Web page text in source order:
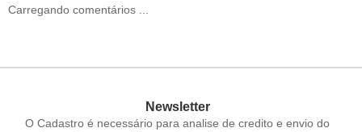
Carregando comentários ...
Newsletter
O Cadastro é necessário para analise de credito e envio do